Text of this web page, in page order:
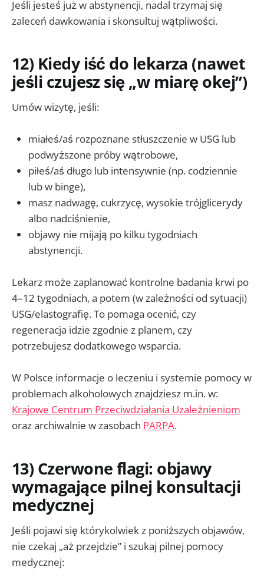
Jeśli jesteś już w abstynencji, nadal trzymaj się
zaleceń dawkowania i skonsultuj wątpliwości.
12) Kiedy iść do lekarza (nawet
jeśli czujesz się „w miarę okej”)
Umów wizytę, jeśli:
miałeś/aś rozpoznane stłuszczenie w USG lub
podwyższone próby wątrobowe,
piłeś/aś długo lub intensywnie (np. codziennie
lub w binge),
masz nadwagę, cukrzycę, wysokie trójglicerydy
albo nadciśnienie,
objawy nie mijają po kilku tygodniach
abstynencji.
Lekarz może zaplanować kontrolne badania krwi po
4–12 tygodniach, a potem (w zależności od sytuacji)
USG/elastografię. To pomaga ocenić, czy
regeneracja idzie zgodnie z planem, czy
potrzebujesz dodatkowego wsparcia.
W Polsce informacje o leczeniu i systemie pomocy w
problemach alkoholowych znajdziesz m.in. w:
Krajowe Centrum Przeciwdziałania Uzależnieniom
oraz archiwalnie w zasobach PARPA.
13) Czerwone flagi: objawy
wymagające pilnej konsultacji
medycznej
Jeśli pojawi się którykolwiek z poniższych objawów,
nie czekaj „aż przejdzie” i szukaj pilnej pomocy
medycznej: